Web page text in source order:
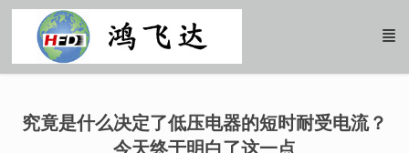
究竟是什么决定了低压电器的短时耐受电流？
今天终于明白了这一点